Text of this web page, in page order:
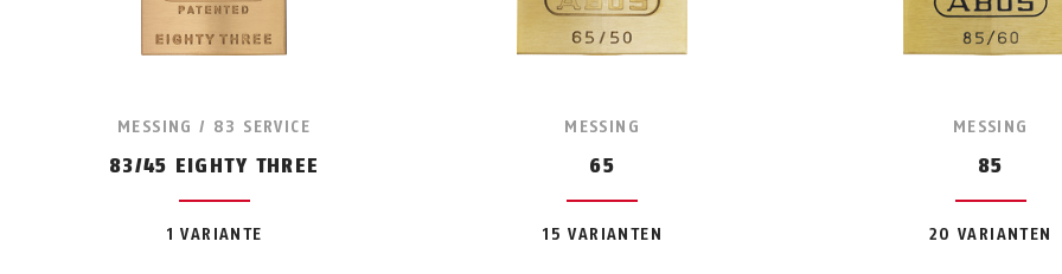
MESSING / 83 SERVICE
83/45 EIGHTY THREE
1 VARIANTE
MESSING
65
15 VARIANTEN
MESSING
85
20 VARIANTEN